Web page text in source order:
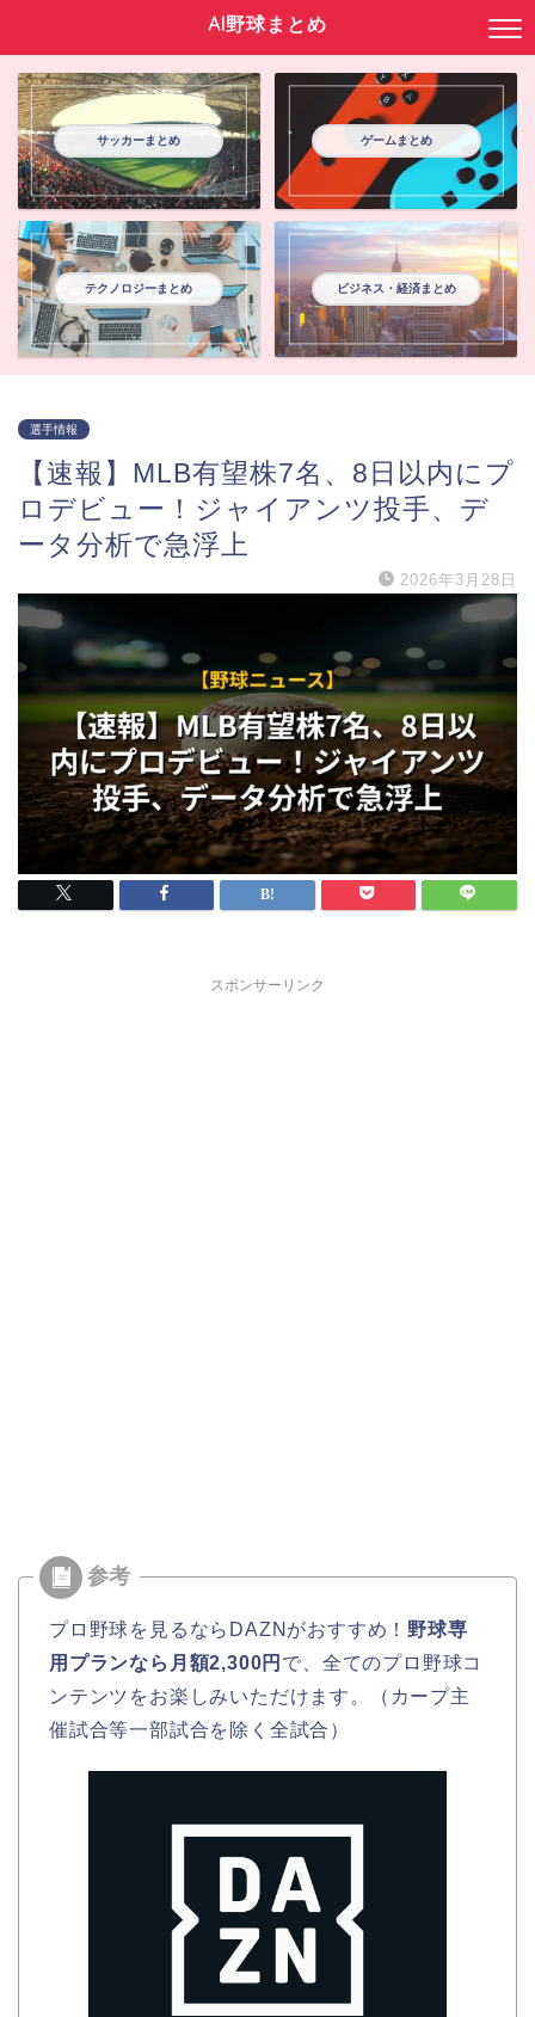
AI野球まとめ
サッカーまとめ ゲームまとめ
テクノロジーまとめ ビジネス・経済まとめ
選手情報
【速報】MLB有望株7名、8日以内にプ
ロデビュー！ジャイアンツ投手、デ
ータ分析で急浮上
2026年3月28日
スポンサーリンク
プロ野球を見るならDAZNがおすすめ！ 野球専
用プランなら月額2,300円 で、全てのプロ野球コ
ンテンツをお楽しみいただけます。（カープ主
催試合等一部試合を除く全試合）